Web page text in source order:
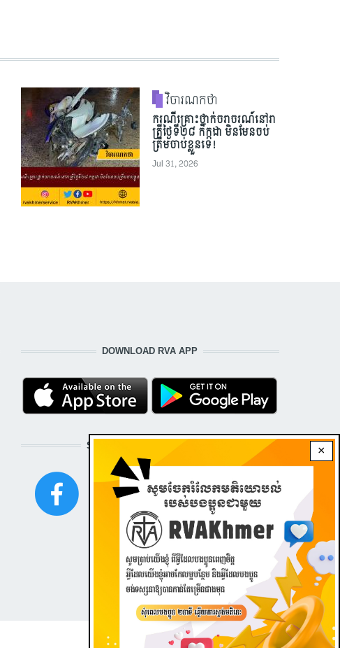
វិចារណកថា
ករណីគ្រោះថ្នាក់ចរាចរណ៍នៅរា
ត្រីថ្ងៃទី២៨ កក្កដា មិនមែនចប់
ត្រឹមចាប់ខ្លួនទេ!
Jul 31, 2026
×
DOWNLOAD RVA APP
STAY CONNECTED WITH US!